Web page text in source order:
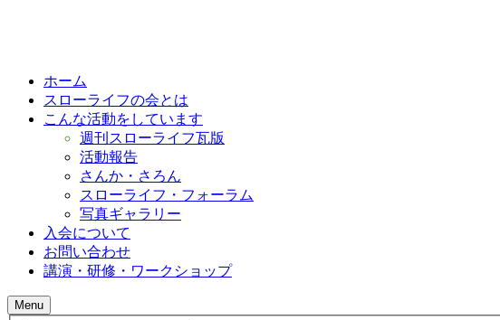
ホーム
スローライフの会とは
こんな活動をしています
週刊スローライフ瓦版
活動報告
さんか・さろん
スローライフ・フォーラム
写真ギャラリー
入会について
お問い合わせ
講演・研修・ワークショップ
Menu